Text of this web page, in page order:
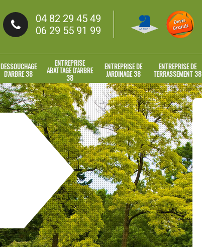
04 82 29 45 49
06 29 55 91 99
DESSOUCHAGE
D'ARBRE 38
ENTREPRISE
ABATTAGE D'ARBRE
38
ENTREPRISE DE
JARDINAGE 38
ENTREPRISE DE
TERRASSEMENT 38